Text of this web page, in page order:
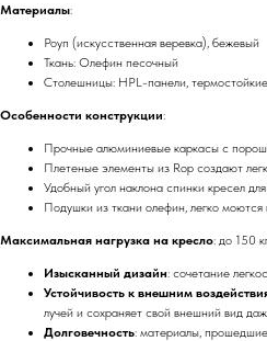
Материалы:
Роуп (искусственная веревка), бежевый
Ткань: Олефин песочный
Столешницы: HPL-панели,
Особенности конструкции:
Прочные алюминиевые каркасы с
Плетеные элементы из Rop создают
Удобный угол наклона спинки кресел
Подушки из ткани олефин, легко
Максимальная нагрузка на кресло: до 150
Изысканный дизайн: сочетание
Устойчивость к внешним
лучей и сохраняет свой внешний вид
Долговечность: материалы,